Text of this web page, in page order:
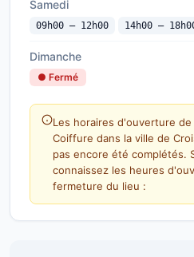
Samedi
09h00 — 12h00 14h00 —
Dimanche
● Fermé
Les horaires d'ouverture
Coiffure dans la ville de
pas encore été complétés.
connaissez les heures
fermeture du lieu :